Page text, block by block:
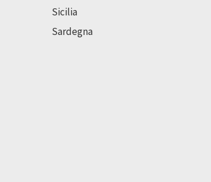
Sicilia
Sardegna